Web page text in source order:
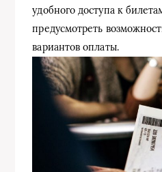
удобного доступа к
предусмотреть
вариантов оплаты.